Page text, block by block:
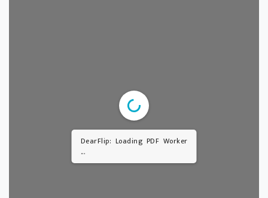
DearFlip: Loading PDF Worker
...